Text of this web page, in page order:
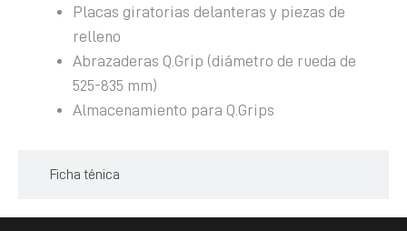
Ficha ténica
Placas giratorias delanteras y piezas de
relleno
Abrazaderas Q.Grip (diámetro de rueda de
525-835 mm)
Almacenamiento para Q.Grips